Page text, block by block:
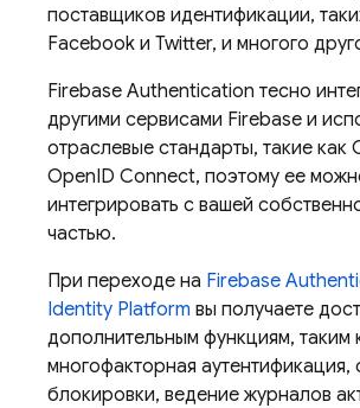
поставщиков идентификации,
Facebook и Twitter, и многого
Firebase Authentication тесно
другими сервисами Firebase и
отраслевые стандарты, такие как
OpenID Connect, поэтому ее
интегрировать с вашей
частью.
При переходе на Firebase
Identity Platform вы получаете
дополнительным функциям, таким
многофакторная аутентификация,
блокировки, ведение журналов